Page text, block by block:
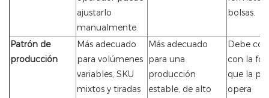
ajustarlo
manualmente.
bolsas.
Patrón de
producción
Más adecuado
para volúmenes
variables, SKU
mixtos y tiradas
Más adecuado
para una
producción
estable, de alto
Debe
con la
que la
opera